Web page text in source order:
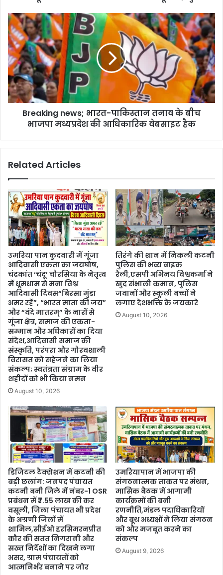
s
Breaking news; भारत-पाकिस्तान तनाव के बीच
भाजपा मध्यप्रदेश की आधिकारिक वेबसाइट हैक
Related Articles
उमरिया पान कुदवारी में गूंजा
आदिवासी एकता का जयघोष,
चंद्रकांत ‘चंदू’ चौरसिया के नेतृत्व
में धूमधाम से मना विश्व
आदिवासी दिवस“बिरसा मुंडा
अमर रहें”, “भारत माता की जय”
और “वंदे मातरम्” के नारों से
गूंजा क्षेत्र, समाज की एकता-
सम्मान और अधिकारों का दिया
संदेश,आदिवासी समाज की
संस्कृति, परंपरा और गौरवशाली
विरासत को सहेजने का लिया
संकल्प; स्वतंत्रता संग्राम के वीर
शहीदों को भी किया नमन
August 10, 2026
तिरंगे की शान में निकली कटनी
पुलिस की भव्य बाइक
रैली,एसपी अभिनय विश्वकर्मा ने
खुद संभाली कमान, पुलिस
जवानों और स्कूली बच्चों ने
लगाए देशभक्ति के जयकारे
August 10, 2026
डिजिटल टैक्सेशन में कटनी की
बड़ी छलांग: जनपद पंचायत
कटनी बनी जिले में नंबर-1 OSR
प्रबंधन में ₹7.55 लाख की कर
वसूली, जिला पंचायत भी प्रदेश
के अग्रणी जिलों में
शामिल,सीईओ हरसिमरनप्रीत
कौर की सतत निगरानी और
सख्त निर्देशों का दिखने लगा
असर, ग्राम पंचायतों को
आत्मनिर्भर बनाने पर जोर
उमरियापान में भाजपा की
संगठनात्मक ताकत पर मंथन,
मासिक बैठक में आगामी
कार्यक्रमों की बनी
रणनीति,मंडल पदाधिकारियों
और बूथ अध्यक्षों ने लिया संगठन
को और मजबूत करने का
संकल्प
August 9, 2026